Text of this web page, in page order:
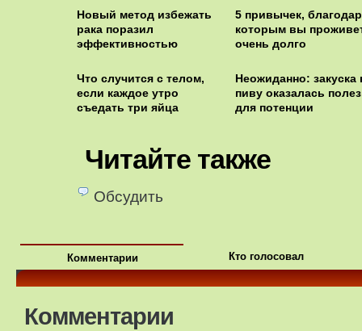
Новый метод избежать
рака поразил
эффективностью
5 привычек,
которым вы
очень долго
Что случится с телом,
если каждое утро
съедать три яйца
Неожиданно: закуска
пиву оказалась
для потенции
Читайте также
Обсудить
Комментарии Кто голосовал
Комментарии